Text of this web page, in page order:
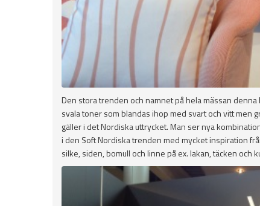
Den stora trenden och namnet på hela mässan
svala toner som blandas ihop med svart och vitt men
gäller i det Nordiska uttrycket. Man ser nya
i den Soft Nordiska trenden med mycket inspiration
silke, siden, bomull och linne på ex. lakan, täcken och